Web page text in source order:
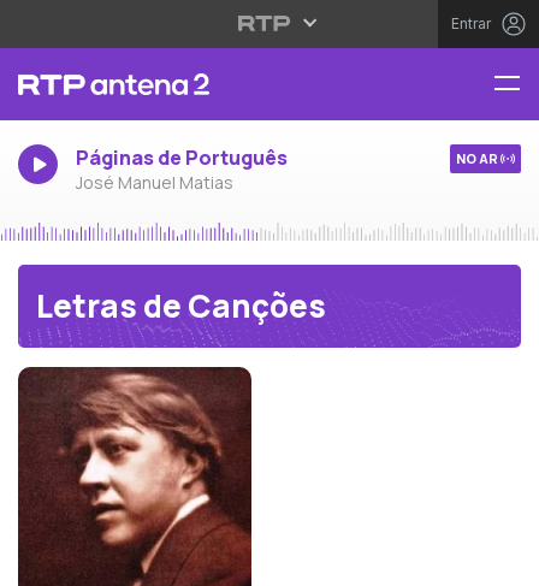
Entrar
Páginas de Português
José Manuel Matias
NO AR
Letras de Canções